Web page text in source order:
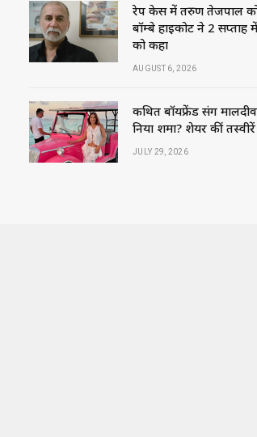
रेप केस में तरुण तेजपाल
बॉम्बे हाईकोर्ट ने 2
को कहा
AUGUST 6, 2026
कथित बॉयफ्रेंड संग मालदीव
निया शर्मा? शेयर कीं तस्वीरें
JULY 29, 2026